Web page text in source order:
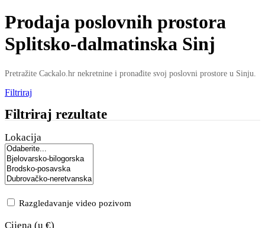
Prodaja poslovnih prostora
Splitsko-dalmatinska Sinj
Pretražite Cackalo.hr nekretnine i pronađite svoj poslovni prostore u Sinju.
Filtriraj
Filtriraj rezultate
Lokacija
Razgledavanje video pozivom
Cijena (u €)